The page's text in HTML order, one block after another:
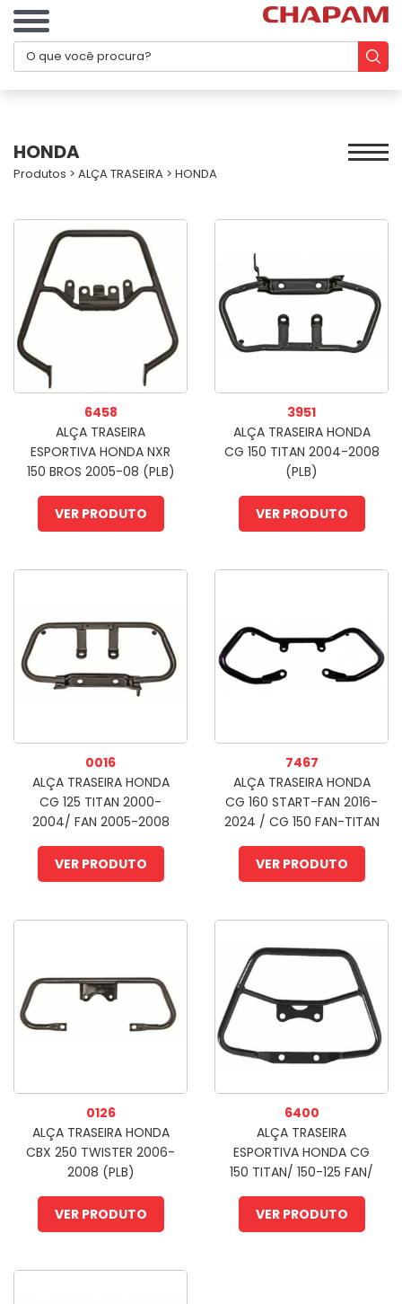
HONDA
Produtos > ALÇA TRASEIRA > HONDA
6458
ALÇA TRASEIRA
ESPORTIVA HONDA NXR
150 BROS 2005-08 (PLB)
VER PRODUTO
3951
ALÇA TRASEIRA HONDA
CG 150 TITAN 2004-2008
(PLB)
VER PRODUTO
0016
ALÇA TRASEIRA HONDA
CG 125 TITAN 2000-
2004/ FAN 2005-2008
(PLB)
VER PRODUTO
7467
ALÇA TRASEIRA HONDA
CG 160 START-FAN 2016-
2024 / CG 150 FAN-TITAN
2014-2016 (PLB)
VER PRODUTO
0126
ALÇA TRASEIRA HONDA
CBX 250 TWISTER 2006-
2008 (PLB)
VER PRODUTO
6400
ALÇA TRASEIRA
ESPORTIVA HONDA CG
150 TITAN/ 150-125 FAN/
MIX 2009-13 (PLB)
VER PRODUTO